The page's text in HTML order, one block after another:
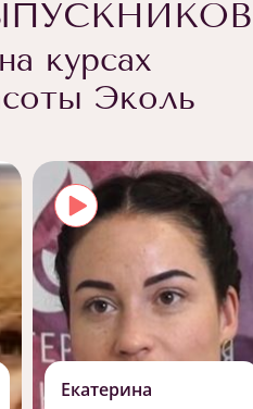
курсах
Эколь
Екатерина